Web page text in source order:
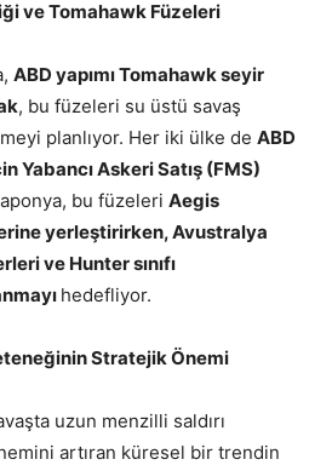
ve Tomahawk Füzeleri
ABD yapımı Tomahawk seyir
, bu füzeleri su üstü savaş
planlıyor. Her iki ülke de ABD
Yabancı Askeri Satış (FMS)
bu füzeleri Aegis
yerleştirirken, Avustralya
ve Hunter sınıfı
hedefliyor.
Stratejik Önemi
uzun menzilli saldırı
artıran küresel bir trendin